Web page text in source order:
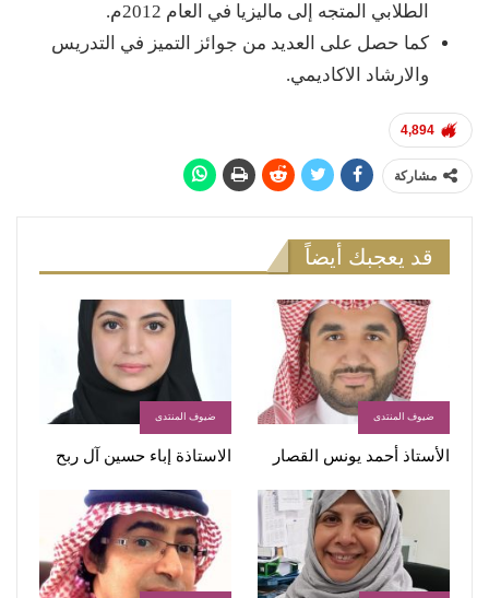
الطلابي المتجه إلى ماليزيا في العام 2012م.
كما حصل على العديد من جوائز التميز في التدريس
والارشاد الاكاديمي.
4,894
مشاركة
قد يعجبك أيضاً
ضيوف المنتدى
الأستاذ أحمد يونس القصار
ضيوف المنتدى
الاستاذة إباء حسين آل ربح